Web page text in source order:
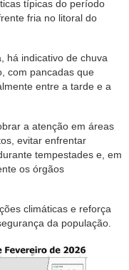
típicas do período
fria no litoral do
há indicativo de chuva
com pancadas que
entre a tarde e a
a atenção em áreas
evitar enfrentar
tempestades e, em
os órgãos
climáticas e reforça
da população.